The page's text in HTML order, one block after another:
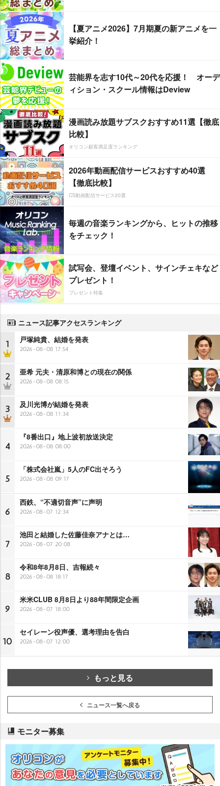
【夏アニメ2026】7月期夏の新アニメを一
挙紹介！
芸能界を志す10代～20代を応援！ オーデ
ィション・スクール情報はDeview
漫画読み放題サブスクおすすめ11選【徹底
比較】
オリコン顧客満足度ランキング
2026年動画配信サービスおすすめ40選
【徹底比較】
CS動画配信サービス20選
毎週の音楽ランキングから、ヒットの推移
をチェック！
試写会、登壇イベント、サインチェキなど
プレゼント！
プレゼント特集
ニュース記事アクセスランキング
1 戸塚純貴、結婚を発表
2026-08-08 17:54
2 亜希 元夫・清原和博との現在の関係
2026-08-08 08:15
3 及川光博が結婚を発表
2026-08-08 11:34
4
『8番出口』地上波初放送決定
2026-08-08 08:00
5
「株式会社嵐」5人のFC出そろう
2026-08-08 09:17
6
西鉄、“不適切音声”に声明
2026-08-07 12:34
7
池田と結婚した佐藤佳奈アナとは…
2026-08-07 20:08
8
令和8年8月8日、吉報続々
2026-08-08 18:17
9
米米CLUB 8月8日より88年間限定企画
2026-08-07 18:00
10
セイレーン役声優、選考理由を告白
2026-08-07 12:00
もっと見る
ニュース一覧へ戻る
モニター募集